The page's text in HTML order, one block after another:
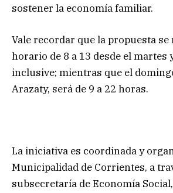
sostener la economía familiar.
Vale recordar que la propuesta se
horario de 8 a 13 desde el martes
inclusive; mientras que el
Arazaty, será de 9 a 22 horas.
La iniciativa es coordinada y
Municipalidad de Corrientes, a
subsecretaría de Economía